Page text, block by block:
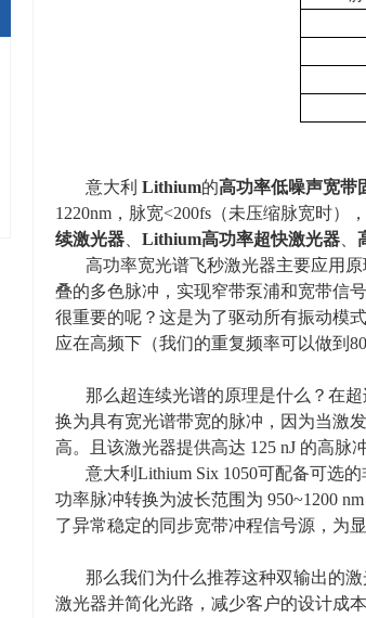
意大利 Lithium的高功率低噪声宽带
1220nm ，脉宽<200fs （未压缩脉宽时）
续激光器
Lithium高功率超快激光器
高功率宽光谱飞秒激光器主要应用原
叠的多色脉冲，实现窄带泵浦和宽带信
很重要的呢？这是为了驱动所有振动模
应在高频下（我们的重复频率可以做到
那么超连续光谱的原理是什么？在
换为具有宽光谱带宽的脉冲，因为当激
高。且该激光器提供高达 125 nJ 的高脉
意大利 Lithium Six 1050可配备可选
功率脉冲转换为波长范围为 950~1200 nm
了异常稳定的同步宽带冲程信号源，为
那么我们为什么推荐这种双输出的
激光器并简化光路，减少客户的设计成